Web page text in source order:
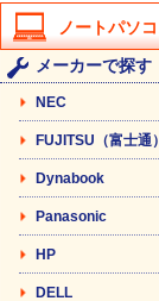
メーカーで探す
NEC
FUJITSU（富士通）
Dynabook
Panasonic
HP
DELL